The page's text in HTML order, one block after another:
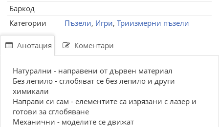
Баркод
Категории
Пъзели, Игри, Триизмерни пъзели
Анотация Коментари
Натурални - направени от дървен материал
Без лепило - сглобяват се без лепило и други
химикали
Направи си сам - елементите са изрязани с лазер и
готови за сглобяване
Механични - моделите се движат